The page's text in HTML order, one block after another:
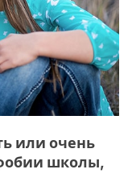
или очень
школы,